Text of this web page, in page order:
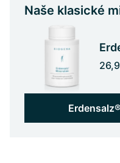
Naše klasické